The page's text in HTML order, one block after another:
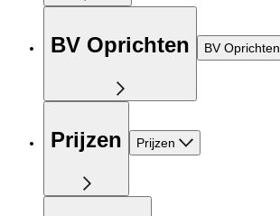
BV Oprichten BV Oprichten
Prijzen Prijzen